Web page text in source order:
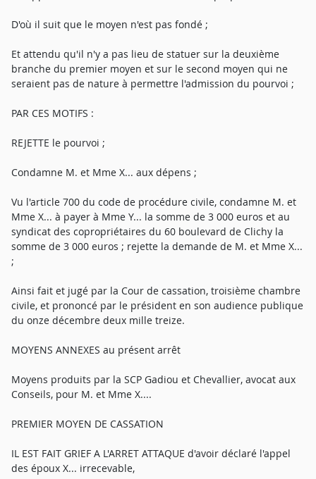
D'où il suit que le moyen n'est pas fondé ;
Et attendu qu'il n'y a pas lieu de statuer sur la deuxième
branche du premier moyen et sur le second moyen qui ne
seraient pas de nature à permettre l'admission du pourvoi ;
PAR CES MOTIFS :
REJETTE le pourvoi ;
Condamne M. et Mme X... aux dépens ;
Vu l'article 700 du code de procédure civile, condamne M. et
Mme X... à payer à Mme Y... la somme de 3 000 euros et au
syndicat des copropriétaires du 60 boulevard de Clichy la
somme de 3 000 euros ; rejette la demande de M. et Mme X...
;
Ainsi fait et jugé par la Cour de cassation, troisième chambre
civile, et prononcé par le président en son audience publique
du onze décembre deux mille treize.
MOYENS ANNEXES au présent arrêt
Moyens produits par la SCP Gadiou et Chevallier, avocat aux
Conseils, pour M. et Mme X....
PREMIER MOYEN DE CASSATION
IL EST FAIT GRIEF A L'ARRET ATTAQUE d'avoir déclaré l'appel
des époux X... irrecevable,